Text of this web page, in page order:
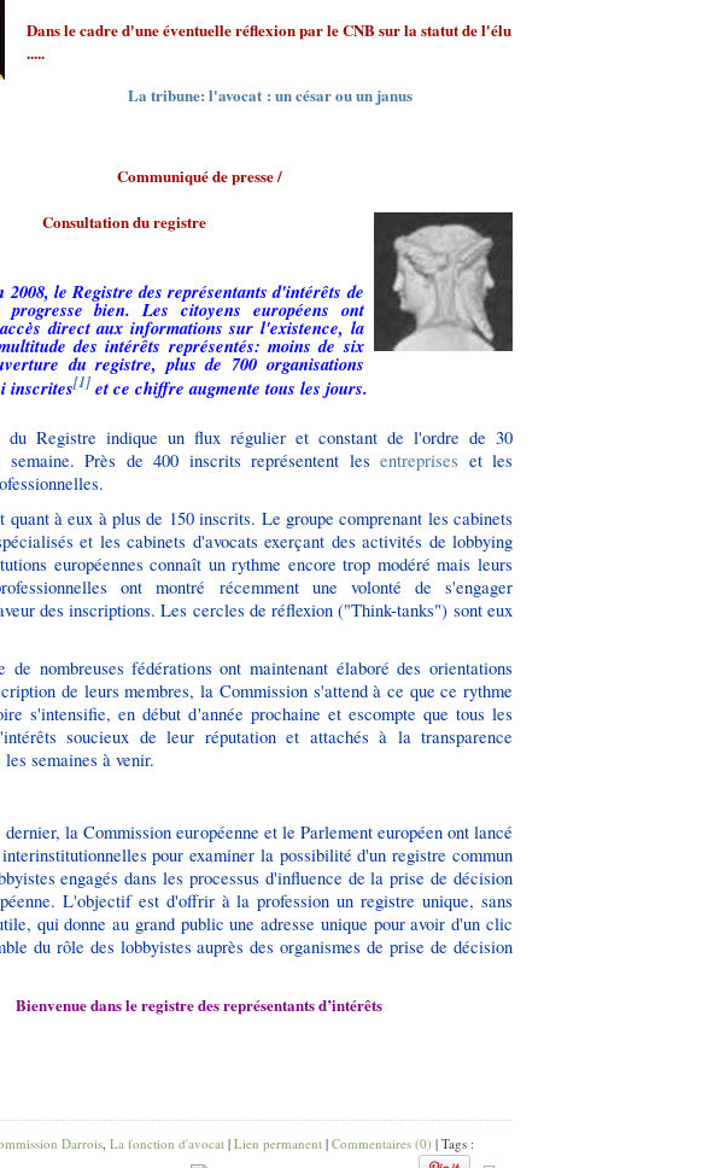
Dans le cadre d'une éventuelle réflexion par le CNB sur la statut de l'élu
.....
La tribune: l'avocat : un césar ou un janus
Communiqué de presse/
Consultation du registre
le Registre des représentants d'intérêts de
progresse bien. Les citoyens européens ont
direct aux informations sur l'existence, la
des intérêts représentés: moins de six
du registre, plus de 700 organisations
inscrites[1] et ce chiffre augmente tous les jours.
du Registre indique un flux régulier et constant de l'ordre de 30
semaine. Près de 400 inscrits représentent lesentreprises et les
quant à eux à plus de 150 inscrits. Le groupe comprenant les cabinets
et les cabinets d'avocats exerçant des activités de lobbying
européennes connaît un rythme encore trop modéré mais leurs
ont montré récemment une volonté de s'engager
des inscriptions. Les cercles de réflexion ("Think-tanks") sont eux
de nombreuses fédérations ont maintenant élaboré des orientations
de leurs membres, la Commission s'attend à ce que ce rythme
s'intensifie, en début d'année prochaine et escompte que tous les
soucieux de leur réputation et attachés à la transparence
semaines à venir.
la Commission européenne et le Parlement européen ont lancé
pour examiner la possibilité d'un registre commun
engagés dans les processus d'influence de la prise de décision
L'objectif est d'offrir à la profession un registre unique, sans
qui donne au grand public une adresse unique pour avoir d'un clic
du rôle des lobbyistes auprès des organismes de prise de décision
Bienvenue dans le registre des représentants d’intérêts
Darrois La fonction d'avocat | Lien permanent | Commentaires (0) | Tags :